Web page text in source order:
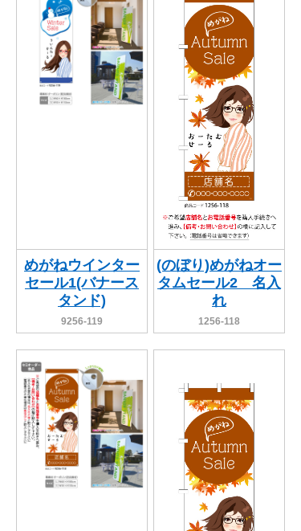
めがねウインター
セール1(バナース
タンド)
9256-119
(のぼり)めがねオー
タムセール2 名入
れ
1256-118